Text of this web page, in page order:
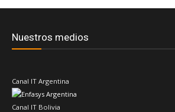
Nuestros medios
Canal IT Argentina
Canal IT Bolivia